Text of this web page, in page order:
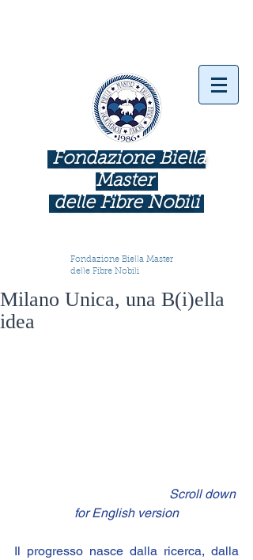
Fondazione Biella
Master
delle Fibre Nobili
Fondazione Biella Master
delle Fibre Nobili
Milano Unica, una B(i)ella
idea
for English version
Il progresso nasce dalla ricerca, dalla